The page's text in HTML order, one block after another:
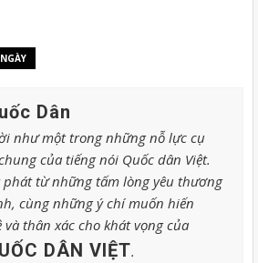
Dân
như một trong những nỗ lực cụ
của tiếng nói Quốc dân Việt.
từ những tấm lòng yêu thương
cùng những ý chí muốn hiến
thân xác cho khát vọng của
DÂN VIỆT.